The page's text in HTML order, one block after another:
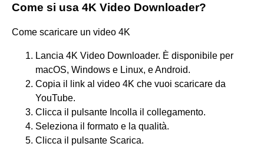
Come si usa 4K Video Downloader?
Come scaricare un video 4K
Lancia 4K Video Downloader. È disponibile per
macOS, Windows e Linux, e Android.
Copia il link al video 4K che vuoi scaricare da
YouTube.
Clicca il pulsante Incolla il collegamento.
Seleziona il formato e la qualità.
Clicca il pulsante Scarica.